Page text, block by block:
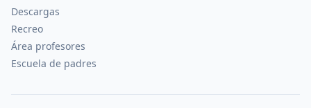
Descargas
Recreo
Área profesores
Escuela de padres